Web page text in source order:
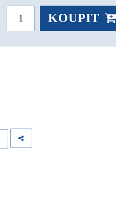
KOUPIT